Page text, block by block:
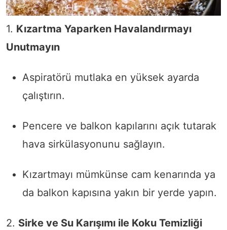
1. Kızartma Yaparken Havalandırmayı
Unutmayın
Aspiratörü mutlaka en yüksek ayarda
çalıştırın.
Pencere ve balkon kapılarını açık tutarak
hava sirkülasyonunu sağlayın.
Kızartmayı mümkünse cam kenarında ya
da balkon kapısına yakın bir yerde yapın.
2. Sirke ve Su Karışımı ile Koku Temizliği